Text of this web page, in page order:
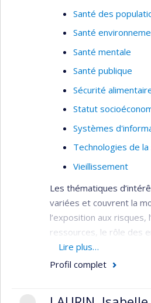
Santé des
Santé
Santé mentale
Santé publique
Sécurité
Statut
Systèmes
Technologies de
Vieillissement
Les thématiques
variées et couvrent la
l’exposition aux risques,
ressources, le rôle des
alimentaires, le
Développement et
caractériser les
Lire plus…
Profil complet